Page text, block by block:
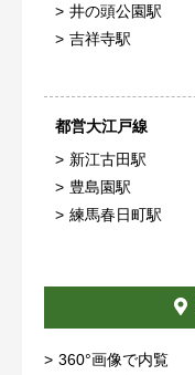
井の頭公園駅
吉祥寺駅
都営大江戸線
新江古田駅
豊島園駅
練馬春日町駅
360°画像で内覧